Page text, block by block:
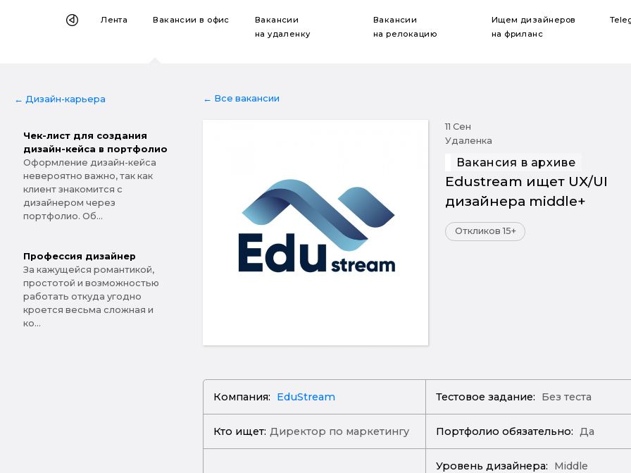
Лента Вакансиив офис
Вакансии
на удаленку
Вакансии
на релокацию
Ищем дизайнеров
на фриланс
← Дизайн-карьера
Чек-лист для создания
дизайн-кейса в портфолио
Оформление дизайн-кейса
невероятно важно, так как
клиент знакомится с
дизайнером через
портфолио. Об...
Профессия дизайнер
За кажущейся романтикой,
простотой и возможностью
работать откуда угодно
кроется весьма сложная и
ко...
← Все вакансии
11 Сен
Удаленка
Вакансия в архиве
Edustream ищет UX/UI
дизайнера middle+
Откликов 15+
Компания: EduStream Тестовое задание: Без теста
Кто ищет: Директор по маркетингу Портфолио обязательно: Да
Уровень дизайнера: Middle